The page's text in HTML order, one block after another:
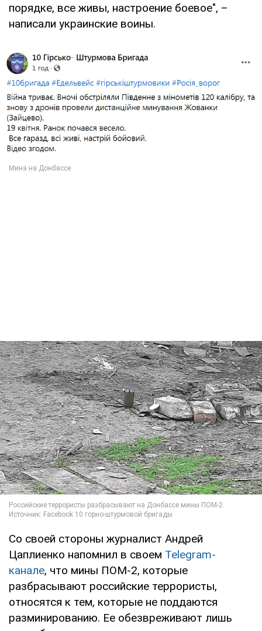
порядке, все живы, настроение боевое", –
написали украинские воины.
Со своей стороны журналист Андрей
Цаплиенко напомнил в своем Telegram-
канале, что мины ПОМ-2, которые
разбрасывают российские террористы,
относятся к тем, которые не поддаются
разминированию. Ее обезвреживают лишь